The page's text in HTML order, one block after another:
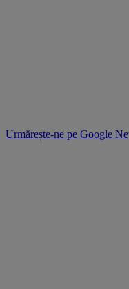
Urmărește-ne pe Google